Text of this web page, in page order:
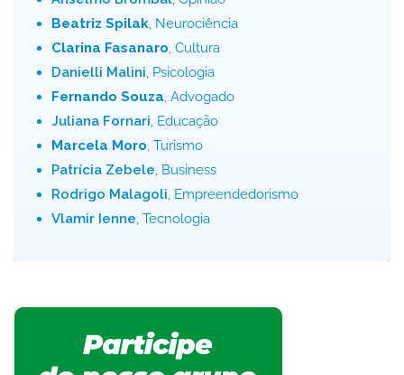
Beatriz Spilak, Neurociência
Clarina Fasanaro, Cultura
Danielli Malini, Psicologia
Fernando Souza, Advogado
Juliana Fornari, Educação
Marcela Moro, Turismo
Patrícia Zebele, Business
Rodrigo Malagoli, Empreendedorismo
Vlamir Ienne, Tecnologia